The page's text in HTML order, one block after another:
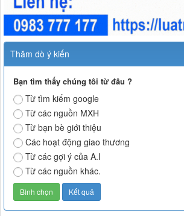
Thăm dò ý kiến
Bạn tìm thấy chúng tôi từ đâu ?
Từ tìm kiếm google
Từ các nguồn MXH
Từ bạn bè giới thiệu
Các hoạt động giao thương
Từ các gợi ý của A.I
Từ các nguồn khác.